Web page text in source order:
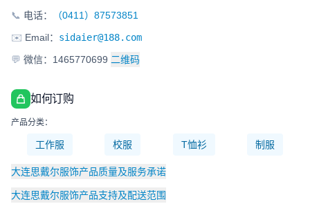
📞 电话：
（0411）87573851
✉️ Email： sidaier@188.com
💬 微信：1465770699 二维码
如何订购
产品分类：
工作服 校服 T恤衫 制服
大连思戴尔服饰产品质量及服务承诺
大连思戴尔服饰产品支持及配送范围